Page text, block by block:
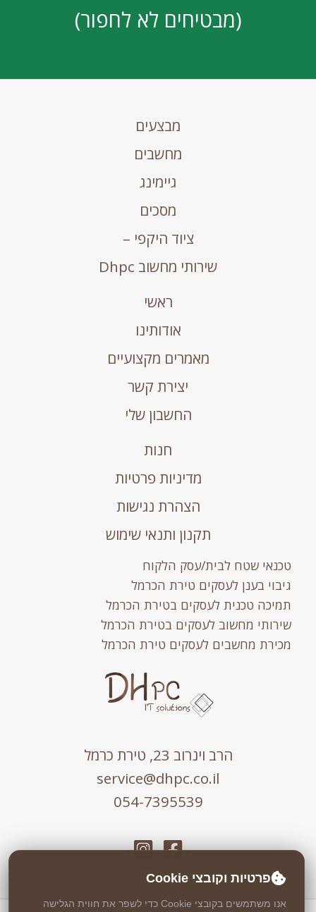
(מבטיחים לא לחפור)
מבצעים
מחשבים
גיימינג
מסכים
ציוד היקפי –
שירותי מחשוב Dhpc
ראשי
אודותינו
מאמרים מקצועיים
יצירת קשר
החשבון שלי
חנות
מדיניות פרטיות
הצהרת נגישות
תקנון ותנאי שימוש
טכנאי שטח לבית/עסק הלקוח
גיבוי בענן לעסקים טירת הכרמל
תמיכה טכנית לעסקים בטירת הכרמל
שירותי מחשוב לעסקים בטירת הכרמל
מכירת מחשבים לעסקים טירת הכרמל
הרב וינרוב 23, טירת כרמל
service@dhpc.co.il
054-7395539
פרטיות וקובצי Cookie
אנו משתמשים בקובצי Cookie כדי לשפר את חווית הגלישה